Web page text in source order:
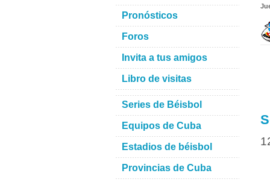
Pronósticos
Foros
Invita a tus amigos
Libro de visitas
Series de Béisbol
Equipos de Cuba
Estadios de béisbol
Provincias de Cuba